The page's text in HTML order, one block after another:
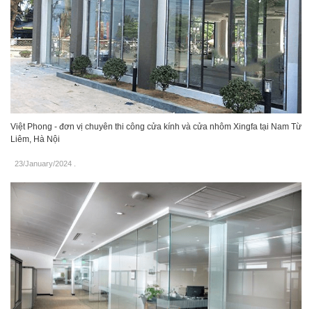
Việt Phong - đơn vị chuyên thi công cửa kính và cửa nhôm Xingfa tại Nam Từ
Liêm, Hà Nội
23/January/2024